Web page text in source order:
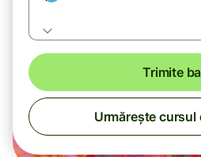
Trimite
Urmărește cursul